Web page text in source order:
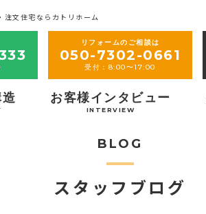
文住宅ならカトリホーム
リフォームのご相談は
050-7302-0661
受付：8:00〜17:00
お客様インタビュー
INTERVIEW
BLOG
スタッフブログ